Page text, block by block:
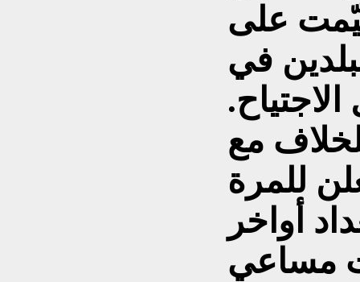
على
في
مع
للمرة
أواخر
وبدأت مساعي